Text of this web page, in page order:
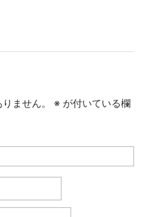
ません。
※ が付いている欄